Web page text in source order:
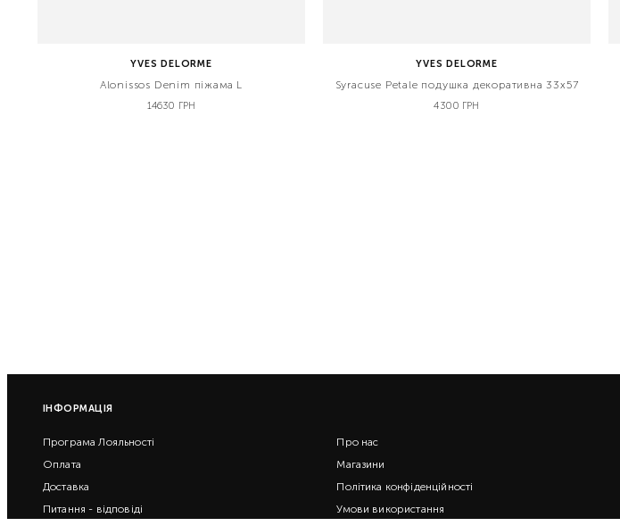
YVES DELORME
Alonissos Denim піжама L
14630 ГРН
YVES DELORME
Syracuse Petale подушка декоративна 33х57
4300 ГРН
ІНФОРМАЦІЯ
Програма Лояльності
Оплата
Доставка
Питання - відповіді
Про нас
Магазини
Політика конфіденційності
Умови використання